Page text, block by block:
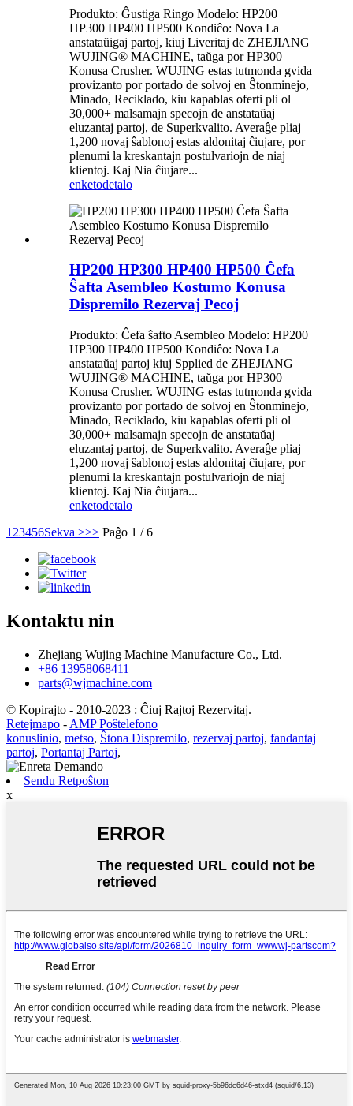
Produkto: Ĝustiga Ringo Modelo: HP200
HP300 HP400 HP500 Kondiĉo: Nova La
anstataŭigaj partoj, kiuj Liveritaj de ZHEJIANG
WUJING® MACHINE, taŭga por HP300
Konusa Crusher. WUJING estas tutmonda gvida
provizanto por portado de solvoj en Ŝtonminejo,
Minado, Reciklado, kiu kapablas oferti pli ol
30,000+ malsamajn specojn de anstataŭaj
eluzantaj partoj, de Superkvalito. Averaĝe pliaj
1,200 novaj ŝablonoj estas aldonitaj ĉiujare, por
plenumi la kreskantajn postulvariojn de niaj
klientoj. Kaj Nia ĉiujare...
enketodetalo
HP200 HP300 HP400 HP500 Ĉefa
Ŝafta Asembleo Kostumo Konusa
Dispremilo Rezervaj Pecoj
Produkto: Ĉefa ŝafto Asembleo Modelo: HP200
HP300 HP400 HP500 Kondiĉo: Nova La
anstataŭaj partoj kiuj Spplied de ZHEJIANG
WUJING® MACHINE, taŭga por HP300
Konusa Crusher. WUJING estas tutmonda gvida
provizanto por portado de solvoj en Ŝtonminejo,
Minado, Reciklado, kiu kapablas oferti pli ol
30,000+ malsamajn specojn de anstataŭaj
eluzantaj partoj, de Superkvalito. Averaĝe pliaj
1,200 novaj ŝablonoj estas aldonitaj ĉiujare, por
plenumi la kreskantajn postulvariojn de niaj
klientoj. Kaj Nia ĉiujara...
enketodetalo
1 23456Sekva >>> Paĝo 1 / 6
Kontaktu nin
Zhejiang Wujing Machine Manufacture Co., Ltd.
+86 13958068411
parts@wjmachine.com
© Kopirajto - 2010-2023 : Ĉiuj Rajtoj Rezervitaj.
Retejmapo - AMP Poŝtelefono
konuslinio, metso, Ŝtona Dispremilo, rezervaj partoj, fandantaj
partoj, Portantaj Partoj,
Sendu Retpoŝton
x